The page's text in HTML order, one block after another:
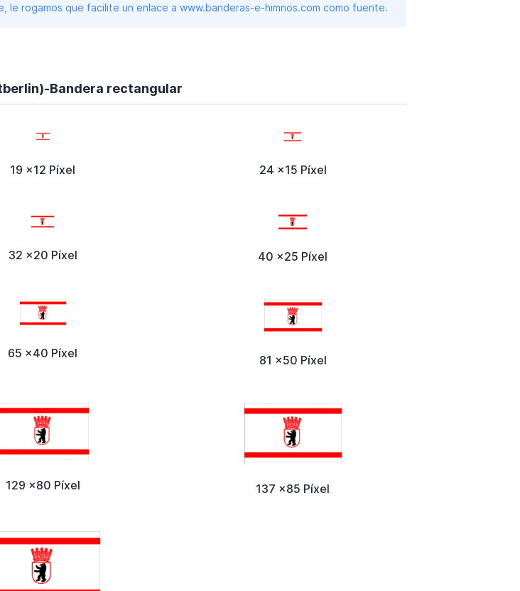
le rogamos que facilite un enlace a www.banderas-e-himnos.com como fuente.
Bandera rectangular
19 x12 Píxel 24 x15 Píxel
32 x20 Píxel 40 x25 Píxel
65 x40 Píxel 81 x50 Píxel
129 x80 Píxel 137 x85 Píxel